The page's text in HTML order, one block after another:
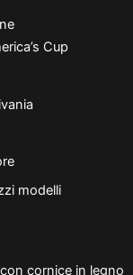
Cup
modelli
cornice in legno